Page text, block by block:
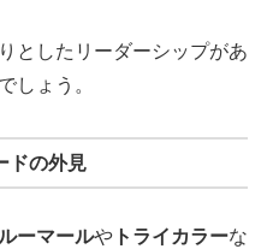
としたリーダーシップがあ
しょう。
ドの外見
ーマールや トライカラーな